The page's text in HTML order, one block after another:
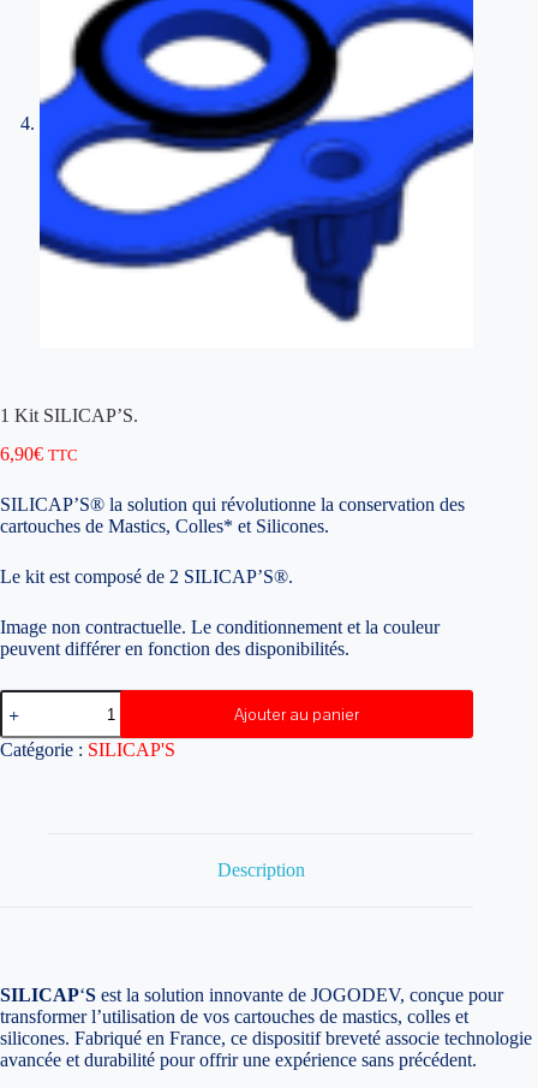
1 Kit SILICAP’S.
6,90€ TTC
SILICAP’S® la solution qui révolutionne la conservation des
cartouches de Mastics, Colles* et Silicones.
Le kit est composé de 2 SILICAP’S®.
Image non contractuelle. Le conditionnement et la couleur
peuvent différer en fonction des disponibilités.
quantité
de
1
Kit
Ajouter au panier
Catégorie : SILICAP'S
Description
SILICAP‘S est la solution innovante de JOGODEV, conçue pour
transformer l’utilisation de vos cartouches de mastics, colles et
silicones. Fabriqué en France, ce dispositif breveté associe technologie
avancée et durabilité pour offrir une expérience sans précédent.